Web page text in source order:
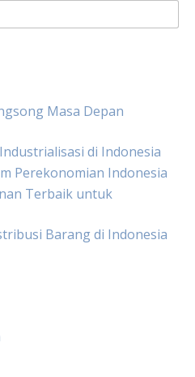
Masa Depan
di Indonesia
Perekonomian Indonesia
Terbaik untuk
Barang di Indonesia